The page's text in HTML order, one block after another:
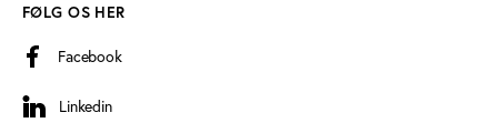
FØLG OS HER
Facebook
Linkedin
Linkedin